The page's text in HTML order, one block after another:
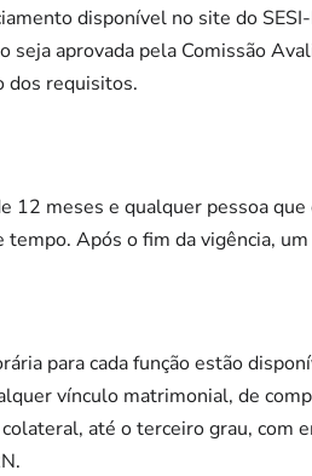
disponível no site do
aprovada pela Comissão
dos requisitos.
12 meses e qualquer pessoa
Após o fim da vigência,
para cada função estão
vínculo matrimonial, de
até o terceiro grau,